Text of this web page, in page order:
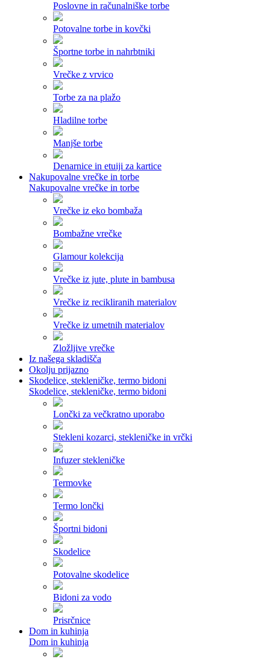
Poslovne in računalniške torbe
Potovalne torbe in kovčki
Športne torbe in nahrbtniki
Vrečke z vrvico
Torbe za na plažo
Hladilne torbe
Manjše torbe
Denarnice in etuiji za kartice
Nakupovalne vrečke in torbe
Nakupovalne vrečke in torbe
Vrečke iz eko bombaža
Bombažne vrečke
Glamour kolekcija
Vrečke iz jute, plute in bambusa
Vrečke iz recikliranih materialov
Vrečke iz umetnih materialov
Zložljive vrečke
Iz našega skladišča
Okolju prijazno
Skodelice, stekleničke, termo bidoni
Skodelice, stekleničke, termo bidoni
Lončki za večkratno uporabo
Stekleni kozarci, stekleničke in vrčki
Infuzer stekleničke
Termovke
Termo lončki
Športni bidoni
Skodelice
Potovalne skodelice
Bidoni za vodo
Prisrčnice
Dom in kuhinja
Dom in kuhinja